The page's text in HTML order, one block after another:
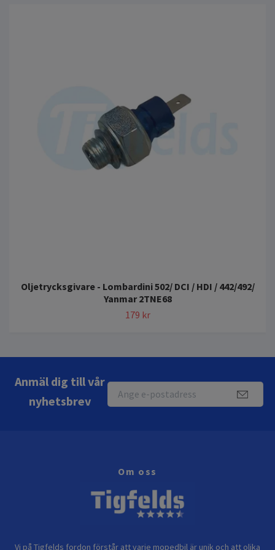
Oljetrycksgivare - Lombardini 502/ DCI / HDI / 442/492/
Yanmar 2TNE68
179 kr
Anmäl dig till vår
nyhetsbrev
Om oss
Vi på Tigfelds fordon förstår att varje mopedbil är unik och att olika